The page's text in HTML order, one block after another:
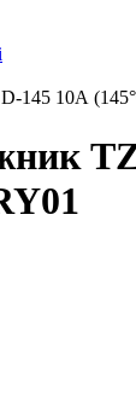
145 10А